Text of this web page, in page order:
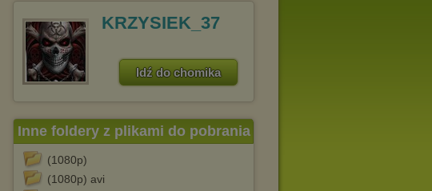
KRZYSIEK_37
Idź do chomika
Inne foldery z plikami do pobrania
(1080p)
(1080p) avi